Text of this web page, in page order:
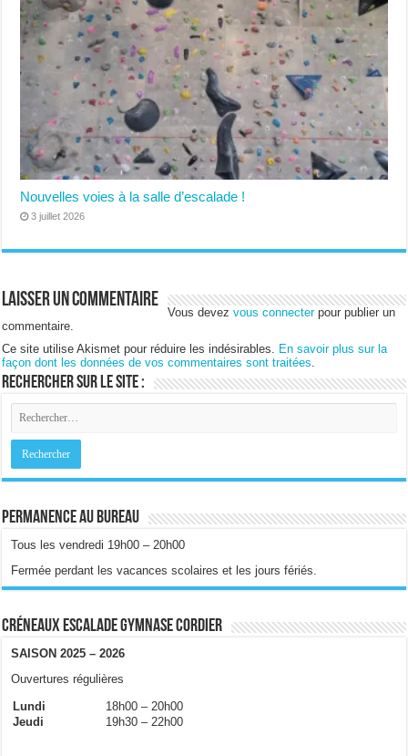
Nouvelles voies à la salle d’escalade !
3 juillet 2026
Laisser un commentaire
Vous devezvous connecterpour publier un
commentaire.
Ce site utilise Akismet pour réduire les indésirables.
En savoir plus sur la
façon dont les données de vos commentaires sont traitées
Rechercher sur le site :
Permanence au bureau
Tous les vendredi 19h00 – 20h00
Fermée perdant les vacances scolaires et les jours fériés.
Créneaux escalade gymnase Cordier
SAISON 2025 – 2026
Ouvertures régulières
Lundi
18h00 – 20h00
Jeudi
19h30 – 22h00